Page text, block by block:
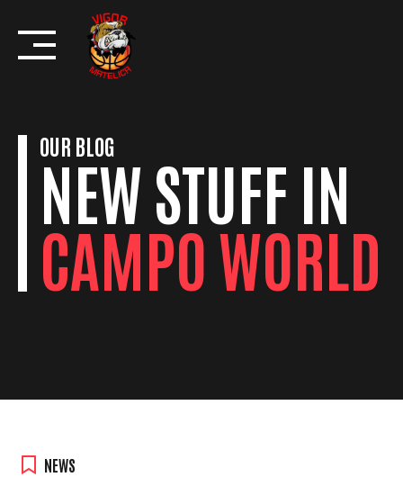
content
OUR BLOG
NEW STUFF IN
CAMPO WORLD
NEWS